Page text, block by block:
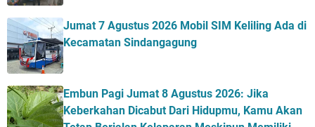
Jumat 7 Agustus 2026 Mobil SIM Keliling Ada di
Kecamatan Sindangagung
Embun Pagi Jumat 8 Agustus 2026: Jika
Keberkahan Dicabut Dari Hidupmu, Kamu Akan